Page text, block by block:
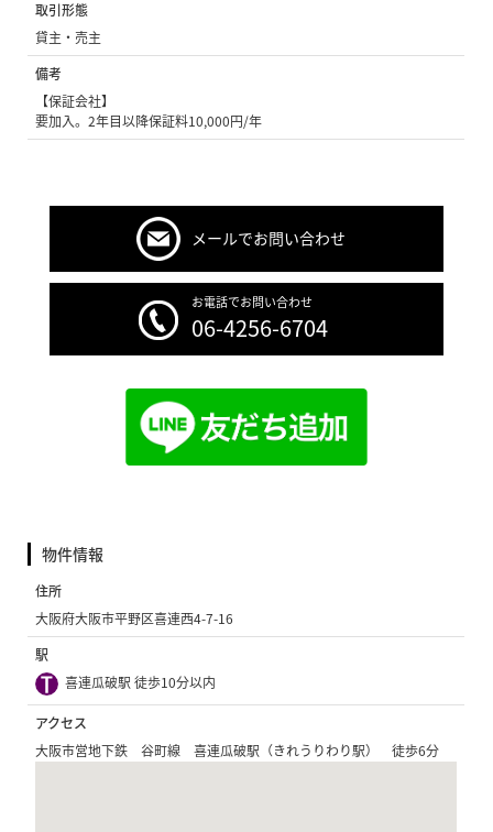
取引形態
貸主・売主
備考
【保証会社】
要加入。2年目以降保証料10,000円/年
メールでお問い合わせ
お電話でお問い合わせ
06-4256-6704
物件情報
住所
大阪府大阪市平野区喜連西4-7-16
駅
喜連瓜破駅 徒歩10分以内
アクセス
大阪市営地下鉄 谷町線 喜連瓜破駅（きれうりわり駅） 徒歩6分